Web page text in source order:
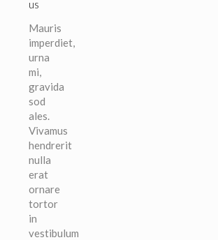
us
Mauris
imperdiet,
urna
mi,
gravida
sod
ales.
Vivamus
hendrerit
nulla
erat
ornare
tortor
in
vestibulum